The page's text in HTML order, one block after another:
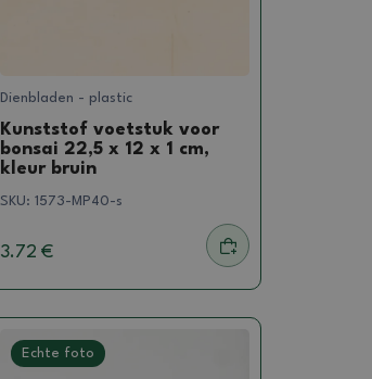
Dienbladen - plastic
Kunststof voetstuk voor
bonsai 22,5 x 12 x 1 cm,
kleur bruin
SKU:1573-MP40-s
3.72 €
Echte foto